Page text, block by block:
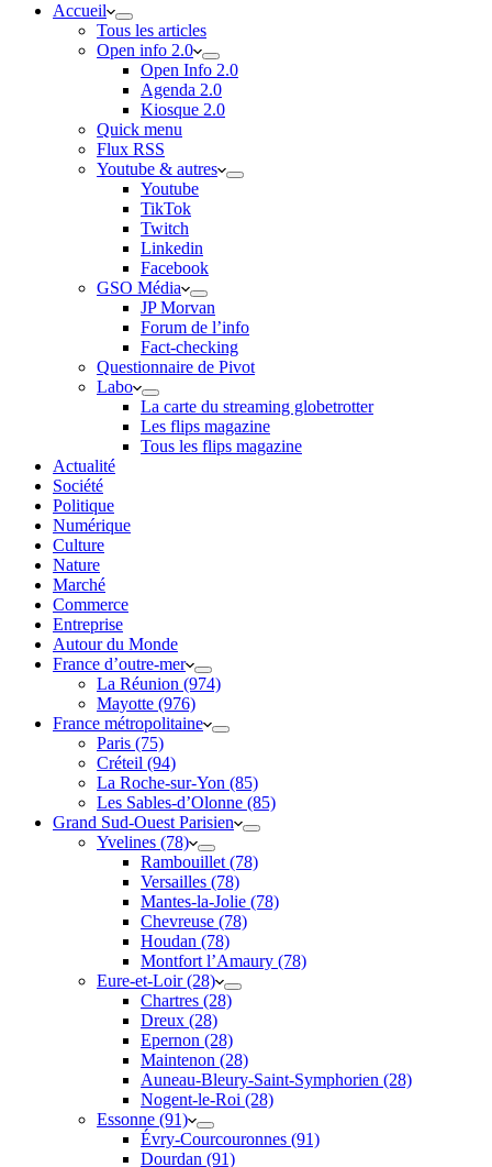
Accueil
Tous les articles
Open info 2.0
Open Info 2.0
Agenda 2.0
Kiosque 2.0
Quick menu
Flux RSS
Youtube & autres
Youtube
TikTok
Twitch
Linkedin
Facebook
GSO Média
JP Morvan
Forum de l’info
Fact-checking
Questionnaire de Pivot
Labo
La carte du streaming globetrotter
Les flips magazine
Tous les flips magazine
Actualité
Société
Politique
Numérique
Culture
Nature
Marché
Commerce
Entreprise
Autour du Monde
France d’outre-mer
La Réunion (974)
Mayotte (976)
France métropolitaine
Paris (75)
Créteil (94)
La Roche-sur-Yon (85)
Les Sables-d’Olonne (85)
Grand Sud-Ouest Parisien
Yvelines (78)
Rambouillet (78)
Versailles (78)
Mantes-la-Jolie (78)
Chevreuse (78)
Houdan (78)
Montfort l’Amaury (78)
Eure-et-Loir (28)
Chartres (28)
Dreux (28)
Epernon (28)
Maintenon (28)
Auneau-Bleury-Saint-Symphorien (28)
Nogent-le-Roi (28)
Essonne (91)
Évry-Courcouronnes (91)
Dourdan (91)